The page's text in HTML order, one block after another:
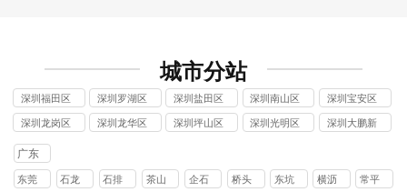
城市分站
深圳福田区
讨债公司
深圳罗湖区
讨债公司
深圳盐田区
讨债公司
深圳南山区
讨债公司
深圳宝安区
讨债公司
深圳龙岗区
讨债公司
深圳龙华区
深圳坪山区
深圳光明区
深圳大鹏新
广东
东莞
石龙
石排
茶山
企石
桥头
东坑
横沥
常平